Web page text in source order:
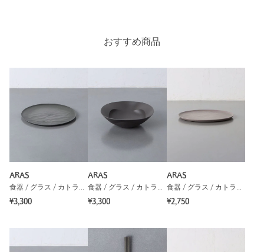
り、実際の色味と異なって見える場合がございます。あらかじめ
店舗へお問い合わせの際は、全国のUNITED ARROWS各店舗ま
で下記の品名/品番をお申し付けください。
品名：▲ARAS ｺｻﾞﾗSLOPE ｶﾗｰ 品番：19845997279
商品詳細
注文キャンセル 対象商品
返品 対象商品
MEN｜WOMEN
おすすめ商品
ARAS
食器 / グラス / カトラリー
¥3,300
ARAS
食器 / グラス / カトラリー
¥3,300
ARAS
食器 / グラス / カトラリー
¥2,750